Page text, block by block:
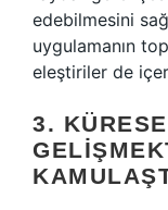
edebilmesini
uygulamanın
eleştiriler de
3.